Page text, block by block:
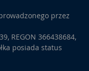
gładzenie lub
materiałów.
elementem
narzędzi stołowych
do precyzyjnej
przez
REGON 366438684,
posiada status